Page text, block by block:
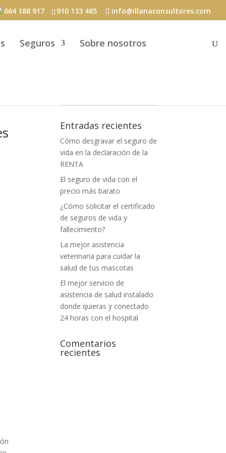
664 188 917 910 133 485 info@illanaconsultores.com
Seguros Sobre nosotros
Entradas recientes
Cómo desgravar el seguro de
vida en la declaración de la
RENTA
El seguro de vida con el
precio más barato
¿Cómo solicitar el certificado
de seguros de vida y
fallecimiento?
La mejor asistencia
veterinaria para cuidar la
salud de tus mascotas
El mejor servicio de
asistencia de salud instalado
donde quieras y conectado
24 horas con el hospital
Comentarios
recientes